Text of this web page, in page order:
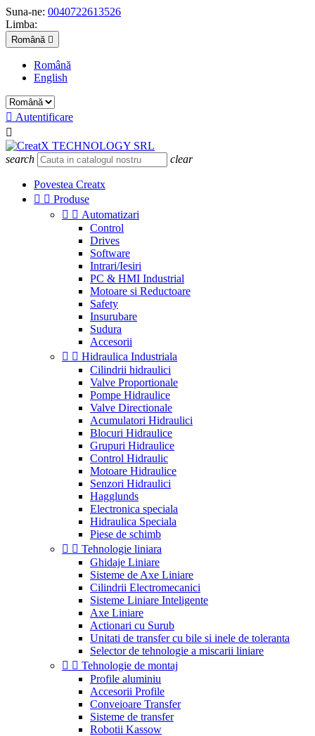
Suna-ne: 0040722613526
Limba:
Română 
Română
English
 Autentificare

search clear
Povestea Creatx
  Produse
  Automatizari
Control
Drives
Software
Intrari/Iesiri
PC & HMI Industrial
Motoare si Reductoare
Safety
Insurubare
Sudura
Accesorii
  Hidraulica Industriala
Cilindrii hidraulici
Valve Proportionale
Pompe Hidraulice
Valve Directionale
Acumulatori Hidraulici
Blocuri Hidraulice
Grupuri Hidraulice
Control Hidraulic
Motoare Hidraulice
Senzori Hidraulici
Hagglunds
Electronica speciala
Hidraulica Speciala
Piese de schimb
  Tehnologie liniara
Ghidaje Liniare
Sisteme de Axe Liniare
Cilindrii Electromecanici
Sisteme Liniare Inteligente
Axe Liniare
Actionari cu Surub
Unitati de transfer cu bile si inele de toleranta
Selector de tehnologie a miscarii liniare
  Tehnologie de montaj
Profile aluminiu
Accesorii Profile
Conveioare Transfer
Sisteme de transfer
Robotii Kassow